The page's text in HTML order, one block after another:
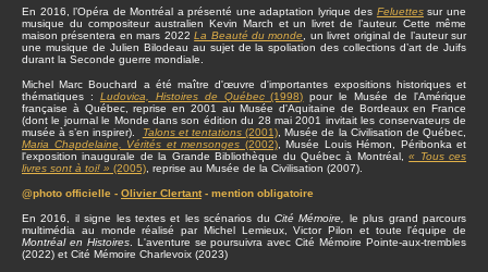
En 2016, l’Opéra de Montréal a présenté une adaptation lyrique des Feluettessur une
musique du compositeur australien Kevin March et un livret de l’auteur. Cette même
maison présentera en mars 2022La Beauté du monde
, un livret original de l’auteur sur
une musique de Julien Bilodeau au sujet de la spoliation des collections d’art de Juifs
durant la Seconde guerre mondiale.
Michel Marc Bouchard a été maître d'œuvre d'importantes expositions historiques et
thématiques : Ludovica, Histoires de Québec(1998) pour le Musée de l'Amérique
française à Québec, reprise en 2001 au Musée d'Aquitaine de Bordeaux en France
(dont le journal le Monde dans son édition du 28 mai 2001 invitait les conservateurs de
musée à s’en inspirer).
Talons et tentations(2001) , Musée de la Civilisation de Québec,
Maria Chapdelaine, Vérités et mensonges (2002), Musée Louis Hémon, Péribonka et
l'exposition inaugurale de la Grande Bibliothèque du Québec à Montréal,« Tous ces
livres sont à toi! » (2005) , reprise au Musée de la Civilisation (2007).
@photo officielle - Olivier Clertant- mention obligatoire
En 2016, il signe les textes et les scénarios du Cité Mémoire, le plus grand parcours
multimédia au monde réalisé par Michel Lemieux, Victor Pilon et toute l'équipe de
Montréal en Histoires. L'aventure se poursuivra avec Cité Mémoire Pointe-aux-trembles
(2022) et Cité Mémoire Charlevoix (2023)